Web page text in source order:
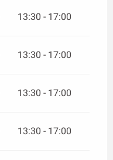
13:30 - 17:00
13:30 - 17:00
13:30 - 17:00
13:30 - 17:00